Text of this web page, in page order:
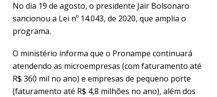
No dia 19 de agosto, o presidente Jair Bolsonaro
sancionou a Lei nº 14.043, de 2020, que amplia o
programa.
O ministério informa que o Pronampe continuará
atendendo as microempresas (com faturamento até
R$ 360 mil no ano) e empresas de pequeno porte
(faturamento até R$ 4,8 milhões no ano), além dos